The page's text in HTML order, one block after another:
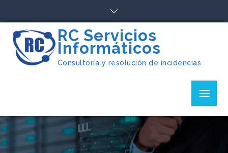
content
RC Servicios
Informáticos
Consultoría y resolución de incidencias
Menu